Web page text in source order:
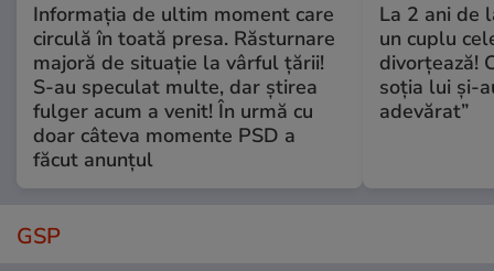
Informația de ultim moment care
circulă în toată presa. Răsturnare
majoră de situație la vârful țării!
S-au speculat multe, dar știrea
fulger acum a venit! În urmă cu
doar câteva momente PSD a
făcut anunțul
La 2 ani de
un cuplu
divorțează!
soția lui și-
adevărat”
GSP